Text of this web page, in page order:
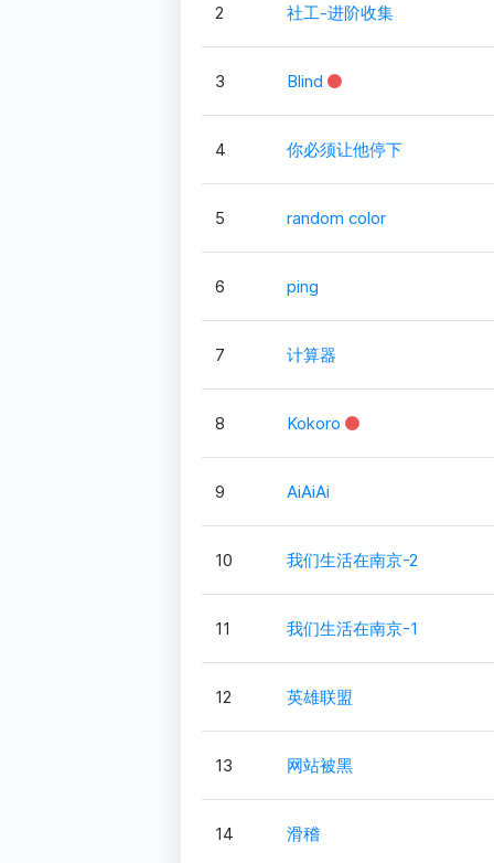
2 社工-进阶收集
3 Blind
4 你必须让他停下
5 random color
6 ping
7 计算器
8 Kokoro
9 AiAiAi
10 我们生活在南京-2
11 我们生活在南京-1
12 英雄联盟
13 网站被黑
14 滑稽